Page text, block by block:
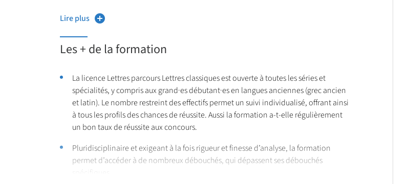
du Moyen Âge à nos jours
présenter à l’oral un développement argumenté sur un objet d’étude relevant de
l’Antiquité gréco-romaine
utiliser les ressources spécifiques, y compris numériques, aux disciplines d’études
de l’Antiquité
Lire plus
Les + de la formation
La licence Lettres parcours Lettres classiques est ouverte à toutes les séries et
spécialités, y compris aux grand·es débutant·es en langues anciennes (grec ancien
et latin). Le nombre restreint des effectifs permet un suivi individualisé, offrant ainsi
à tous les profils des chances de réussite. Aussi la formation a-t-elle régulièrement
un bon taux de réussite aux concours.
Pluridisciplinaire et exigeant à la fois rigueur et finesse d’analyse, la formation
permet d’accéder à de nombreux débouchés, qui dépassent ses débouchés